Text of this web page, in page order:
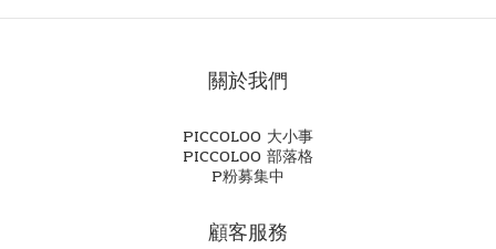
關於我們
PICCOLOO 大小事
PICCOLOO 部落格
P粉募集中
顧客服務